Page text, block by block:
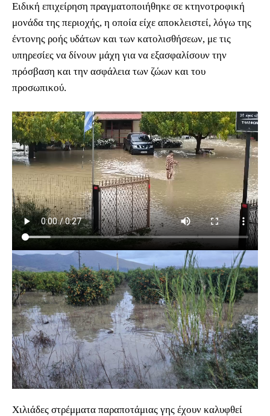
Ειδική επιχείρηση πραγματοποιήθηκε σε κτηνοτροφική
μονάδα της περιοχής, η οποία είχε αποκλειστεί, λόγω της
έντονης ροής υδάτων και των κατολισθήσεων, με τις
υπηρεσίες να δίνουν μάχη για να εξασφαλίσουν την
πρόσβαση και την ασφάλεια των ζώων και του
προσωπικού.
Χιλιάδες στρέμματα παραποτάμιας γης έχουν καλυφθεί